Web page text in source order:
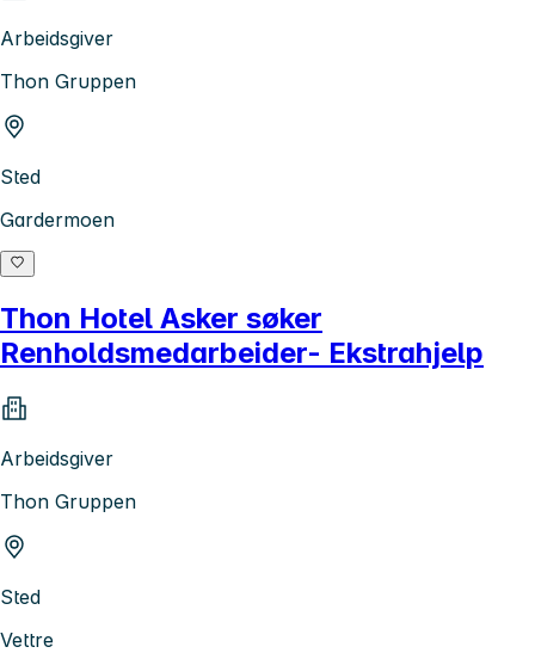
Arbeidsgiver
Thon Gruppen
Sted
Gardermoen
Thon Hotel Asker søker
Renholdsmedarbeider- Ekstrahjelp
Arbeidsgiver
Thon Gruppen
Sted
Vettre